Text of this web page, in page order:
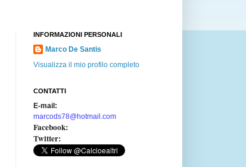
INFORMAZIONI PERSONALI
Marco De Santis
Visualizza il mio profilo completo
CONTATTI
E-mail:
marcods78@hotmail.com
Facebook:
Twitter: